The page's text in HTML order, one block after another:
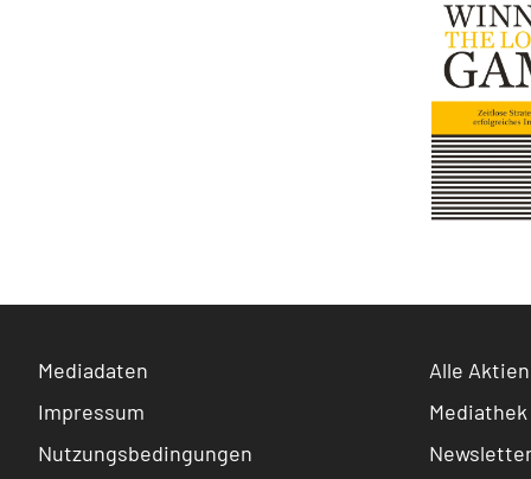
Mediadaten
Impressum
Nutzungsbedingungen
Alle Aktien
Mediathek